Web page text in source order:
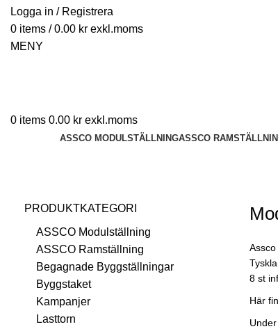
Logga in / Registrera
0 items / 0.00 kr
MENY
0 items 0.00 kr
ASSCO MODULSTÄLLNINGASSCO
PRODUKTKATEGORI
ASSCO Modulställning
ASSCO Ramställning
Begagnade Byggställningar
Byggstaket
Kampanjer
Lasttorn
8 st
Här